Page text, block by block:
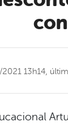
13h14,